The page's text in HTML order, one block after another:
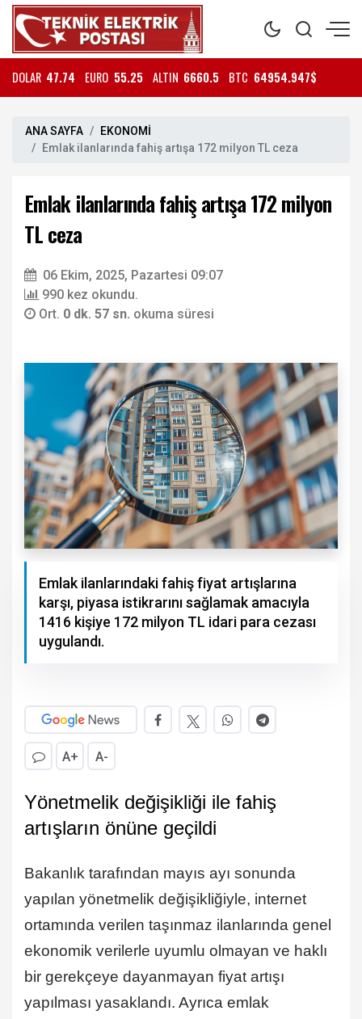
DOLAR 47.74 EURO 55.25 ALTIN 6660.5 BTC 64954.947$
ANA SAYFA
EKONOMİ
Emlak ilanlarında fahiş artışa 172 milyon TL ceza
Emlak ilanlarında fahiş artışa 172 milyon
TL ceza
06 Ekim, 2025, Pazartesi 09:07
990 kez okundu.
Ort. 0 dk. 57 sn. okuma süresi
Emlak ilanlarındaki fahiş fiyat artışlarına
karşı, piyasa istikrarını sağlamak amacıyla
1416 kişiye 172 milyon TL idari para cezası
uygulandı.
A+ A-
Yönetmelik değişikliği ile fahiş
artışların önüne geçildi
Bakanlık tarafından mayıs ayı sonunda
yapılan yönetmelik değişikliğiyle, internet
ortamında verilen taşınmaz ilanlarında genel
ekonomik verilerle uyumlu olmayan ve haklı
bir gerekçeye dayanmayan fiyat artışı
yapılması yasaklandı. Ayrıca emlak